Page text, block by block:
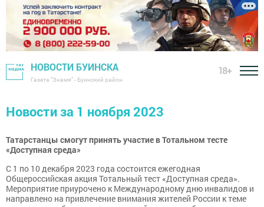
НОВОСТИ БУИНСКА
Газета "Знамя" - Буинский район
18+
Новости за 1 ноября 2023
Татарстанцы смогут принять участие в Тотальном тесте
«Доступная среда»
С 1 по 10 декабря 2023 года состоится ежегодная
Общероссийская акция Тотальный тест «Доступная среда».
Мероприятие приурочено к Международному дню инвалидов и
направлено на привлечение внимания жителей России к теме